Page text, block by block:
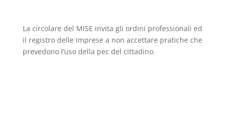
La circolare del MISE invita gli ordini professionali ed
il registro delle imprese a non accettare pratiche che
prevedono l’uso della pec del cittadino.